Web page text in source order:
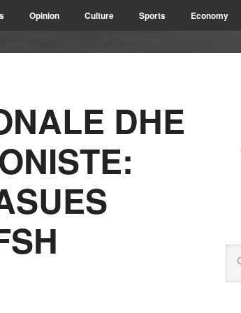
Opinion Culture Sports Economy
DHE